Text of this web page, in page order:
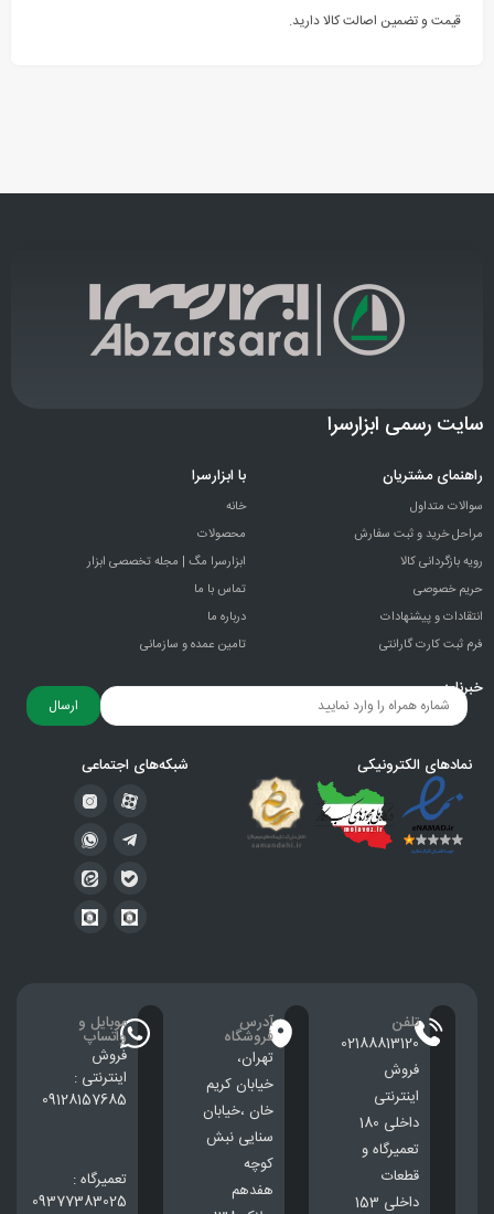
قیمت و تضمین اصالت کالا دارید.
سایت رسمی ابزارسرا
راهنمای مشتریان
سوالات متداول
مراحل خرید و ثبت سفارش
رویه بازگردانی کالا
حریم خصوصی
انتقادات و پيشنهادات
فرم ثبت کارت گارانتی
با ابزارسرا
خانه
محصولات
ابزارسرا مگ | مجله تخصصی ابزار
تماس با ما
درباره ما
تامین عمده و سازمانی
خبرنامه
ارسال
نمادهای الکترونیکی شبکه‌های اجتماعی
تلفن
02188813120
فروش
اینترنتی
داخلی 180
تعمیرگاه و
قطعات
داخلی 153
آدرس
فروشگاه
تهران،
خيابان كريم
خان ،خيابان
سنایی نبش
کوچه
هفدهم
موبایل و
واتساپ
فروش
اینترنتی :
09128157685
تعمیرگاه :
09377383025